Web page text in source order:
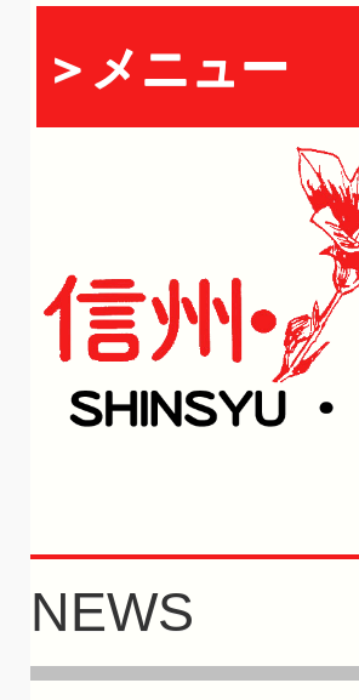
＞メニュー
NEWS